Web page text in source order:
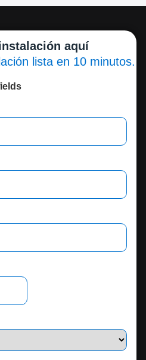
aquí
lista en 10 minutos.